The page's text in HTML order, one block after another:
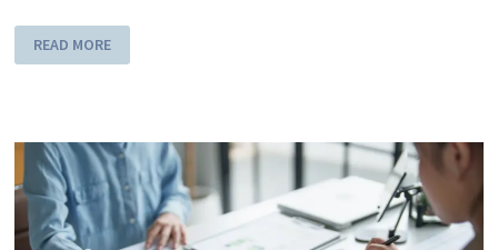
READ MORE